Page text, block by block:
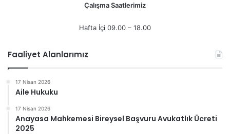
Çalışma Saatlerimiz
Hafta İçi 09.00 – 18.00
Faaliyet Alanlarımız
17 Nisan 2026
Aile Hukuku
17 Nisan 2026
Anayasa Mahkemesi Bireysel Başvuru Avukatlık Ücreti
2025